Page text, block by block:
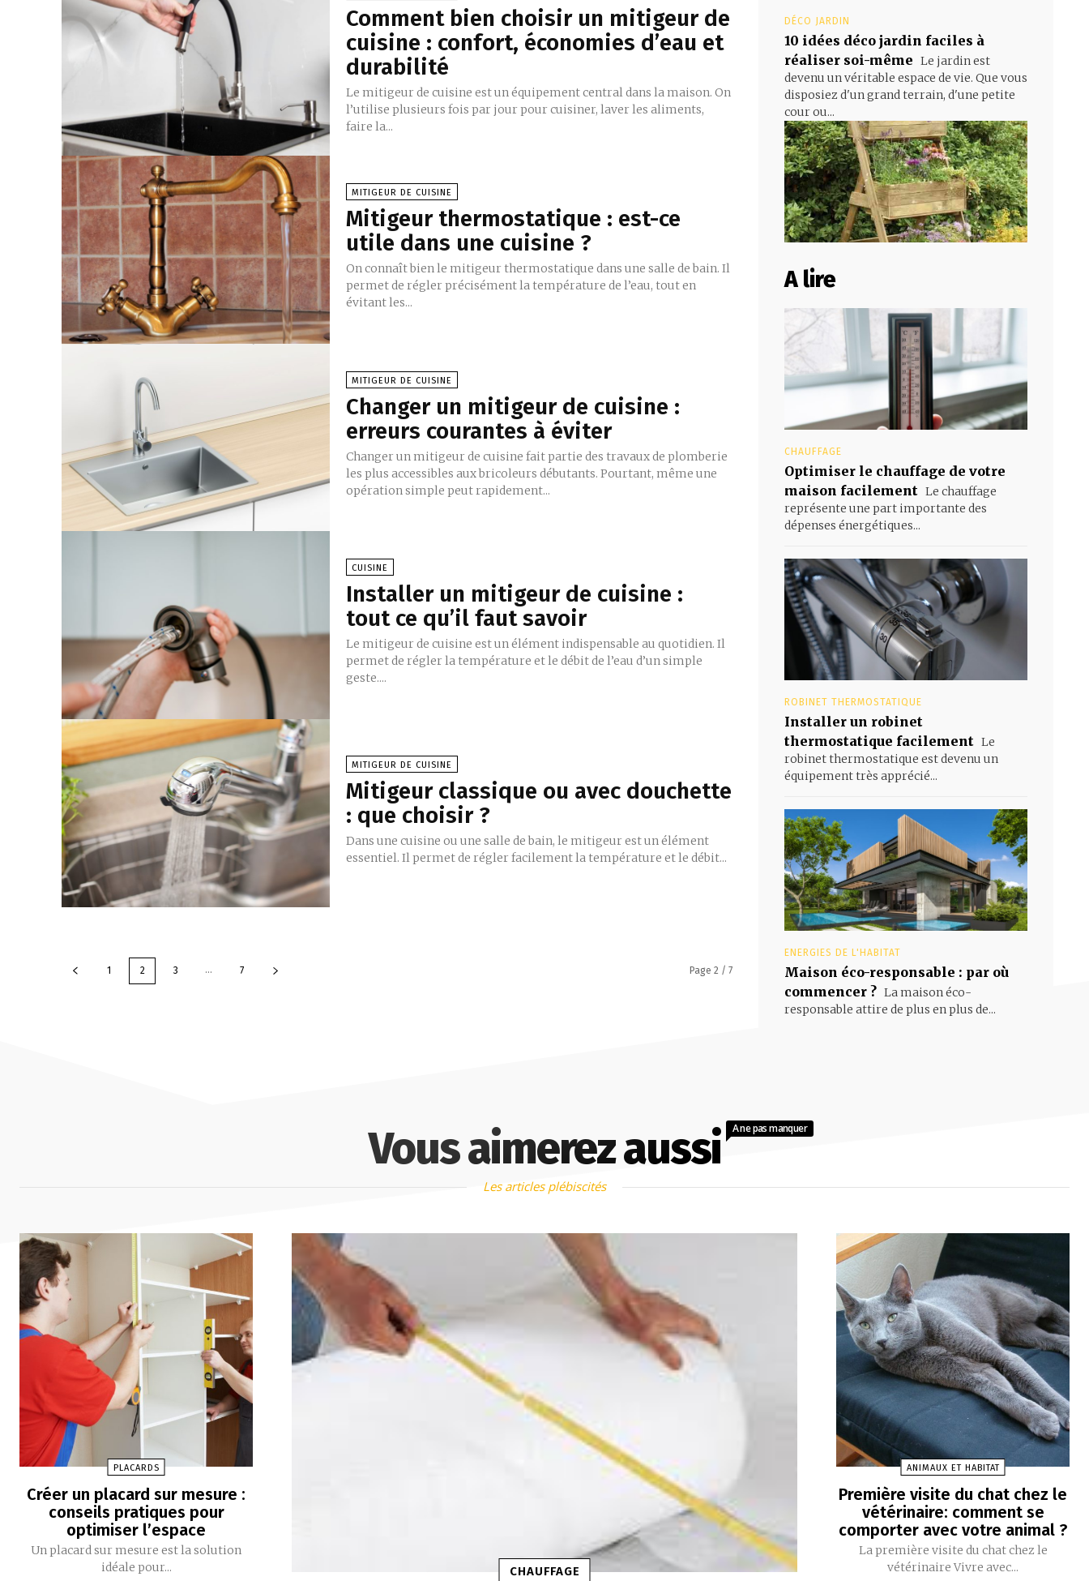
Comment bien choisir un mitigeur de
cuisine : confort, économies d’eau et
durabilité
Le mitigeur de cuisine est un équipement central dans la maison. On
l’utilise plusieurs fois par jour pour cuisiner, laver les aliments,
faire la...
MITIGEUR DE CUISINE
Mitigeur thermostatique : est-ce
utile dans une cuisine ?
On connaît bien le mitigeur thermostatique dans une salle de bain. Il
permet de régler précisément la température de l’eau, tout en
évitant les...
MITIGEUR DE CUISINE
Changer un mitigeur de cuisine :
erreurs courantes à éviter
Changer un mitigeur de cuisine fait partie des travaux de plomberie
les plus accessibles aux bricoleurs débutants. Pourtant, même une
opération simple peut rapidement...
CUISINE
Installer un mitigeur de cuisine :
tout ce qu’il faut savoir
Le mitigeur de cuisine est un élément indispensable au quotidien. Il
permet de régler la température et le débit de l’eau d’un simple
geste....
MITIGEUR DE CUISINE
Mitigeur classique ou avec douchette
: que choisir ?
Dans une cuisine ou une salle de bain, le mitigeur est un élément
essentiel. Il permet de régler facilement la température et le débit...
1 2 3 ... 7 Page 2 / 7
DÉCO JARDIN
10 idées déco jardin faciles à
réaliser soi-même Le jardin est
devenu un véritable espace de vie. Que vous
disposiez d'un grand terrain, d'une petite
cour ou...
A lire
CHAUFFAGE
Optimiser le chauffage de votre
maison facilement Le chauffage
représente une part importante des
dépenses énergétiques...
ROBINET THERMOSTATIQUE
Installer un robinet
thermostatique facilement Le
robinet thermostatique est devenu un
équipement très apprécié...
ENERGIES DE L'HABITAT
Maison éco-responsable : par où
commencer ? La maison éco-
responsable attire de plus en plus de...
Vous aimerez aussi A ne pas manquer
Les articles plébiscités
PLACARDS
Créer un placard sur mesure :
conseils pratiques pour
optimiser l’espace
Un placard sur mesure est la solution
idéale pour...
CHAUFFAGE
ANIMAUX ET HABITAT
Première visite du chat chez le
vétérinaire: comment se
comporter avec votre animal ?
La première visite du chat chez le
vétérinaire Vivre avec...